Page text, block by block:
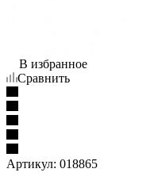
В избранное
Сравнить
Артикул: 018865